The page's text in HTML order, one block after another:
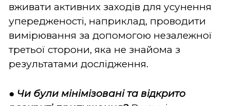
вживати активних заходів для усунення
упередженості, наприклад, проводити
вимірювання за допомогою незалежної
третьої сторони, яка не знайома з
результатами дослідження.
● Чи були мінімізовані та відкрито